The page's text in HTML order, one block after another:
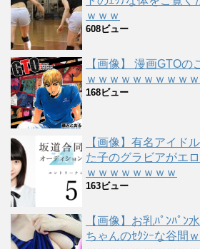
ｗｗｗ
608ビュー
【画像】 漫画GTOの
ｗｗｗｗｗｗｗｗｗ
168ビュー
【画像】有名アイド
た子のグラビアがエ
ｗｗｗｗｗｗｗｗ
163ビュー
【画像】お乳ﾊﾟﾝﾊﾟﾝ
ちゃんのｾｸｼｰな谷間